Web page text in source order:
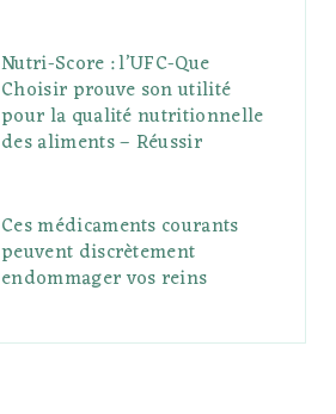
Nutri-Score : l’UFC-Que
Choisir prouve son utilité
pour la qualité nutritionnelle
des aliments – Réussir
Ces médicaments courants
peuvent discrètement
endommager vos reins